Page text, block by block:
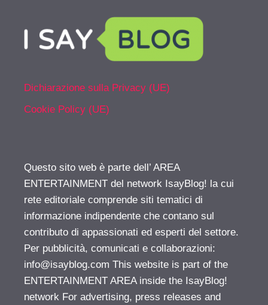
Dichiarazione sulla Privacy (UE)
Cookie Policy (UE)
Questo sito web è parte dell’ AREA
ENTERTAINMENT del network IsayBlog! la cui
rete editoriale comprende siti tematici di
informazione indipendente che contano sul
contributo di appassionati ed esperti del settore.
Per pubblicità, comunicati e collaborazioni:
info@isayblog.com This website is part of the
ENTERTAINMENT AREA inside the IsayBlog!
network For advertising, press releases and